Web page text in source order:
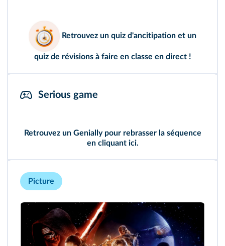
Retrouvez un quiz d'ancitipation et un
quiz de révisionsà faire en classe en direct !
Serious game
Retrouvez un Genially pour rebrasser la séquence
en cliquant ici.
Picture